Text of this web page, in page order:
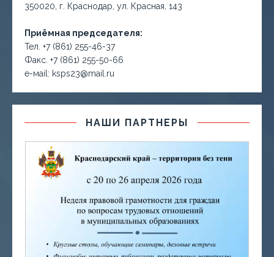
350020, г. Краснодар, ул. Красная, 143
Приёмная председателя:
Тел. +7 (861) 255-46-37
Факс. +7 (861) 255-50-66
е-маil: ksps23@mail.ru
НАШИ ПАРТНЕРЫ